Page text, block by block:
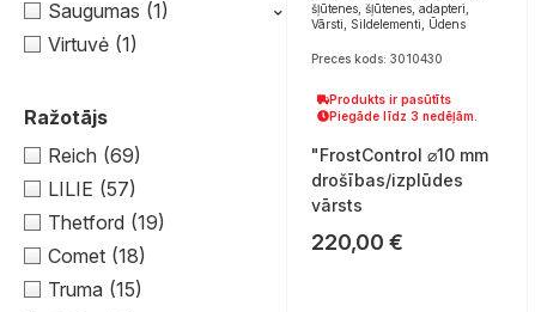
Saugumas (1)
⌃
Virtuvė (1)
Ražotājs
Reich (69)
LILIE (57)
Thetford (19)
Comet (18)
Truma (15)
šļūtenes, šļūtenes, adapteri,
Vārsti, Sildelementi, Ūdens
Preces kods: 3010430
Produkts ir pasūtīts
Piegāde līdz 3 nedēļām.
"FrostControl ⌀10 mm
drošības/izplūdes
vārsts
220,00 €